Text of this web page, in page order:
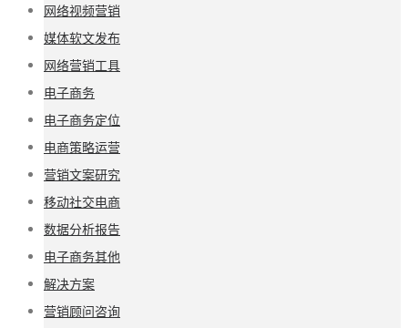
网络视频营销
媒体软文发布
网络营销工具
电子商务
电子商务定位
电商策略运营
营销文案研究
移动社交电商
数据分析报告
电子商务其他
解决方案
营销顾问咨询